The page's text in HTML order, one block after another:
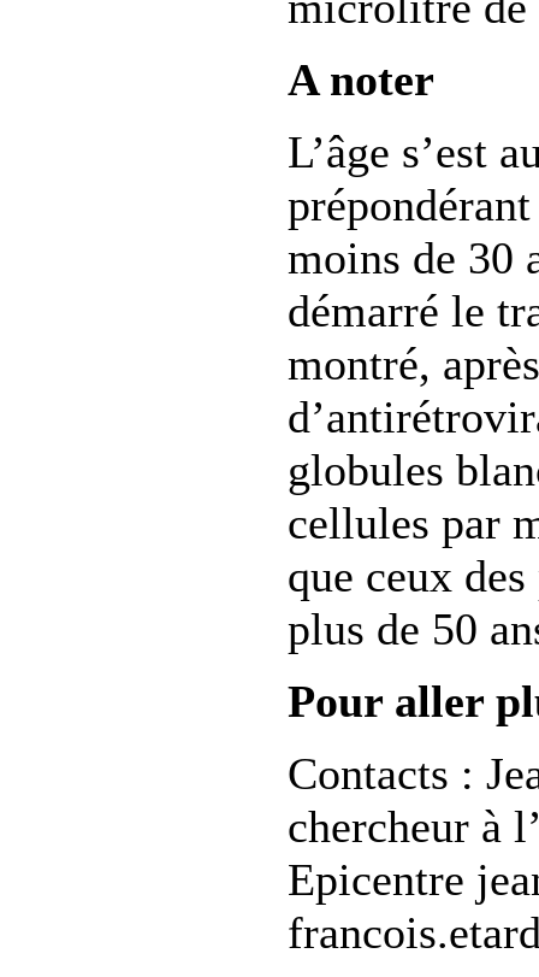
A noter
L’âge s’est
moins de 30
démarré le
montré,
globules
cellules par
que ceux des
plus de 50
Pour aller
Contacts :
chercheur à
Epicentre